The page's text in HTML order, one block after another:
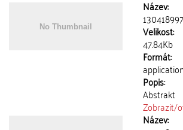
Název:
Velikost:
47.84Kb
Formát:
Popis:
Abstrakt
Zobrazit/
Název: